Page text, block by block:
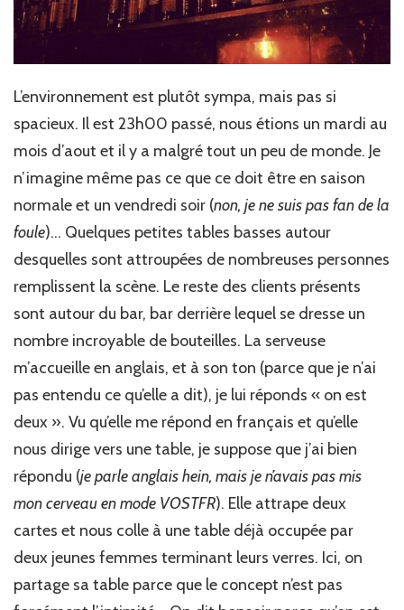
L’environnement est plutôt sympa, mais pas si
spacieux. Il est 23h00 passé, nous étions un mardi au
mois d’aout et il y a malgré tout un peu de monde. Je
n’imagine même pas ce que ce doit être en saison
normale et un vendredi soir (non, je ne suis pas fan de la
foule)… Quelques petites tables basses autour
desquelles sont attroupées de nombreuses personnes
remplissent la scène. Le reste des clients présents
sont autour du bar, bar derrière lequel se dresse un
nombre incroyable de bouteilles. La serveuse
m’accueille en anglais, et à son ton (parce que je n’ai
pas entendu ce qu’elle a dit), je lui réponds « on est
deux ». Vu qu’elle me répond en français et qu’elle
nous dirige vers une table, je suppose que j’ai bien
répondu (je parle anglais hein, mais je n’avais pas mis
mon cerveau en mode VOSTFR). Elle attrape deux
cartes et nous colle à une table déjà occupée par
deux jeunes femmes terminant leurs verres. Ici, on
partage sa table parce que le concept n’est pas